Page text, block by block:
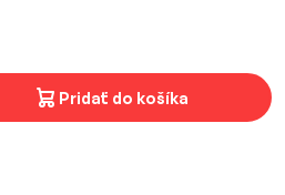
Pridať do košíka